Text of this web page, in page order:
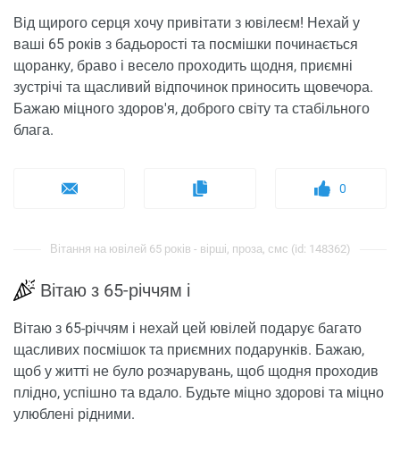
Від щирого серця хочу привітати з ювілеєм! Нехай у
ваші 65 років з бадьорості та посмішки починається
щоранку, браво і весело проходить щодня, приємні
зустрічі та щасливий відпочинок приносить щовечора.
Бажаю міцного здоров'я, доброго світу та стабільного
блага.
0
Вітання на ювілей 65 років - вірші, проза, смс (id: 148362)
Вітаю з 65-річчям і
Вітаю з 65-річчям і нехай цей ювілей подарує багато
щасливих посмішок та приємних подарунків. Бажаю,
щоб у житті не було розчарувань, щоб щодня проходив
плідно, успішно та вдало. Будьте міцно здорові та міцно
улюблені рідними.